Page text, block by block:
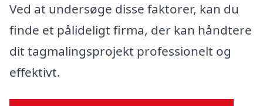
Ved at undersøge disse faktorer, kan du
finde et pålideligt firma, der kan håndtere
dit tagmalingsprojekt professionelt og
effektivt.